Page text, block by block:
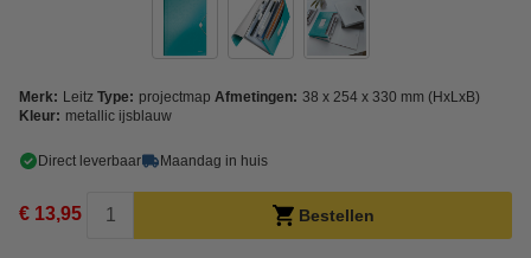
Merk: Leitz Type: projectmap Afmetingen: 38 x 254 x 330 mm (HxLxB)
Kleur: metallic ijsblauw
Direct leverbaar Maandag in huis
€ 13,95 Bestellen